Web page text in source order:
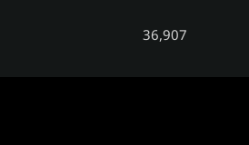
36,907